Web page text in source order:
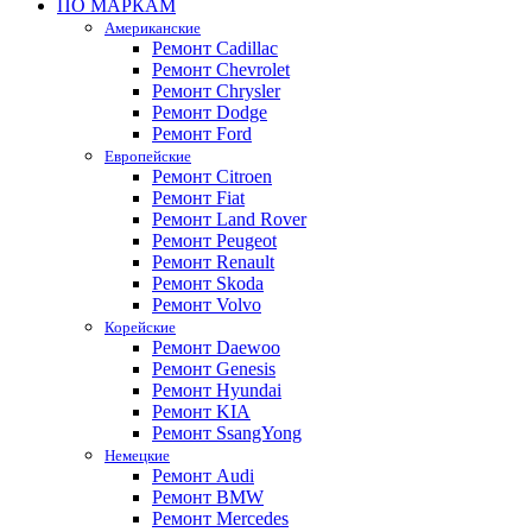
ПО МАРКАМ
Американские
Ремонт Cadillac
Ремонт Chevrolet
Ремонт Chrysler
Ремонт Dodge
Ремонт Ford
Европейские
Ремонт Citroen
Ремонт Fiat
Ремонт Land Rover
Ремонт Peugeot
Ремонт Renault
Ремонт Skoda
Ремонт Volvo
Корейские
Ремонт Daewoo
Ремонт Genesis
Ремонт Hyundai
Ремонт KIA
Ремонт SsangYong
Немецкие
Ремонт Audi
Ремонт BMW
Ремонт Mercedes